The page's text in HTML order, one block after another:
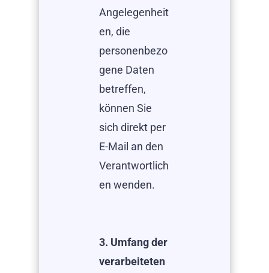
Angelegenheit
en, die
personenbezo
gene Daten
betreffen,
können Sie
sich direkt per
E-Mail an den
Verantwortlich
en wenden.
3. Umfang der
verarbeiteten